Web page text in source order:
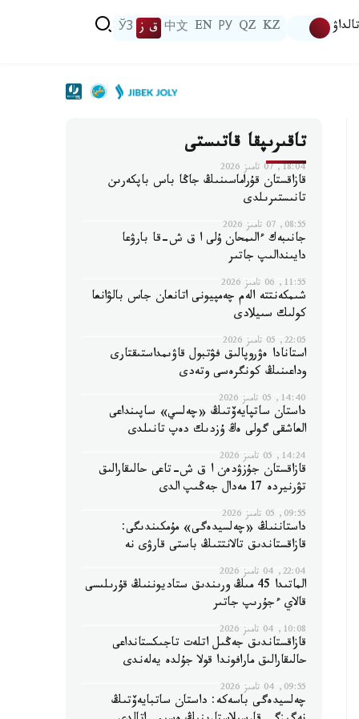
تالداۋ KZ
QZ
РУ
EN
中文 ق ز ЎЗ
تاقىرىپقا قاتىستى
18:04, 07 تامىز 2026
قازاقستان قۇراماسىنىڭ جاڭا باس باپكەرىن
تانىستىرىلدى
08:55, 07 تامىز 2026
جانىبەك ءالىمحان ۇلى ا ق ش-قا بارۋعا
دايىندالىپ جاتىر
11:55, 06 تامىز 2026
شىمكەنتتە الەم چەمپيونى اتانعان جاس بالۋانعا
كولىك سىيلادى
22:05, 05 تامىز 2026
استانادا ەۋروپالىق فۋتبول قاۋىمداستىقتارى
وداعىنىڭ كونگرەسى وتەدى
14:40, 05 تامىز 2026
داستان ساتپايەۆتىڭ «چەلسي» ساپىنداعى
العاشقى گولى ەڭ ۇزدىك دەپ تانىلدى
14:24, 05 تامىز 2026
قازاقستان جۇزۋدەن ا ق ش-تاعى حالىقارالىق
تۋرنيردە 17 مەدال جەڭىپ الدى
09:55, 05 تامىز 2026
داستاننىڭ «چەلسيدەگى» مۇمكىندىگى:
قازاقستاندىق تالانتتىڭ باستى قارۋى نە
22:04, 04 تامىز 2026
الماتىدا 45 مىڭ ورىندىق ستاديوننىڭ قۇرىلىسى
قالاي ءجۇرىپ جاتىر
10:08, 04 تامىز 2026
قازاقستاندىق جەڭىل اتلەت تاجىكستانداعى
حالىقارالىق مارافوندا قولا جۇلدە يەلەندى
09:55, 04 تامىز 2026
چەلسيدەگى باسەكە: داستان ساتبايەۆتىڭ